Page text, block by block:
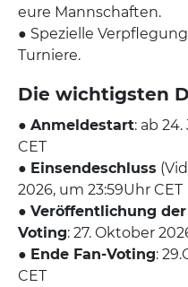
eure Mannschaften.
● Spezielle
Turniere.
Die wichtigsten
● Anmeldestart: ab
CET
● Einsendeschluss
2026, um 23:59Uhr CET
● Veröffentlichung der
Voting: 27. Oktober
● Ende Fan-Voting:
CET